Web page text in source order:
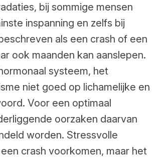
bij sommige mensen
inspanning en zelfs bij
als een crash of een
ook maanden kan aanslepen.
systeem, het
niet goed op lichamelijke en
Voor een optimaal
oorzaken daarvan
worden. Stressvolle
crash voorkomen, maar het